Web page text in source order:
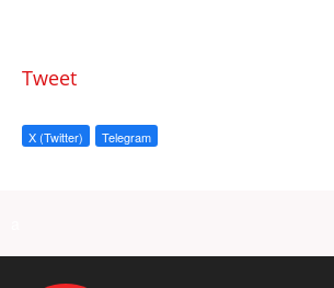
Tweet
X (Twitter) Telegram